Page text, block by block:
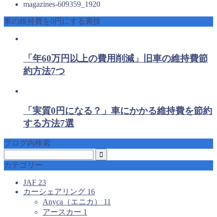
magazines-609359_1920
車の維持費を0円にする裏技
「年60万円以上の費用削減」旧車の維持費節
約方法7つ
「実質0円になる？」車にかかる維持費を節約
する方法7選
ブログ内検索
カテゴリー
JAF 23
カーシェアリング 16
Anyca（エニカ） 11
アースカー 1